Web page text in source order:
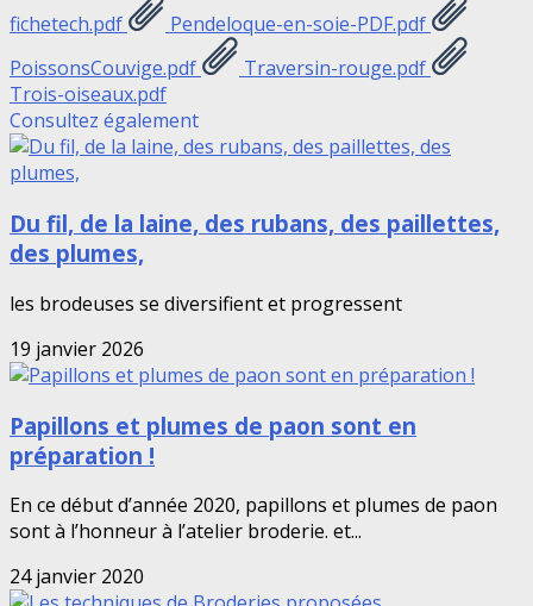
fichetech.pdf
Pendeloque-en-soie-PDF.pdf
PoissonsCouvige.pdf
Traversin-rouge.pdf
Trois-oiseaux.pdf
Consultez également
Du fil, de la laine, des rubans, des paillettes,
des plumes,
les brodeuses se diversifient et progressent
19 janvier 2026
Papillons et plumes de paon sont en
préparation !
En ce début d’année 2020, papillons et plumes de paon
sont à l’honneur à l’atelier broderie. et...
24 janvier 2020